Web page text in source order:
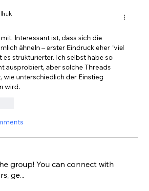
Interessant ist, dass sich die
ähneln – erster Eindruck eher “viel
es strukturierter. Ich selbst habe so
ausprobiert, aber solche Threads
wie unterschiedlich der Einstieg
wird.
group! You can connect with
ge...